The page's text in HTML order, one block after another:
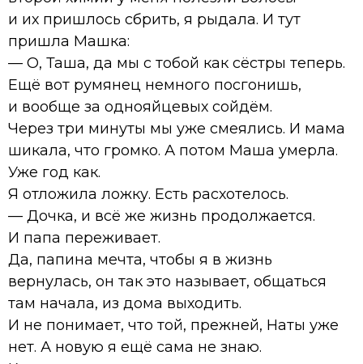
и их пришлось сбрить, я рыдала. И тут
пришла Машка:
— О, Таша, да мы с тобой как сёстры теперь.
Ещё вот румянец немного посгонишь,
и вообще за однояйцевых сойдём.
Через три минуты мы уже смеялись. И мама
шикала, что громко. А потом Маша умерла.
Уже год как.
Я отложила ложку. Есть расхотелось.
— Дочка, и всё же жизнь продолжается.
И папа переживает.
Да, папина мечта, чтобы я в жизнь
вернулась, он так это называет, общаться
там начала, из дома выходить.
И не понимает, что той, прежней, Наты уже
нет. А новую я ещё сама не знаю.